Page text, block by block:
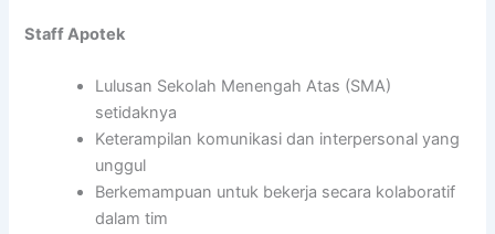
Staff Apotek
Lulusan Sekolah Menengah Atas (SMA)
setidaknya
Keterampilan komunikasi dan interpersonal yang
unggul
Berkemampuan untuk bekerja secara kolaboratif
dalam tim